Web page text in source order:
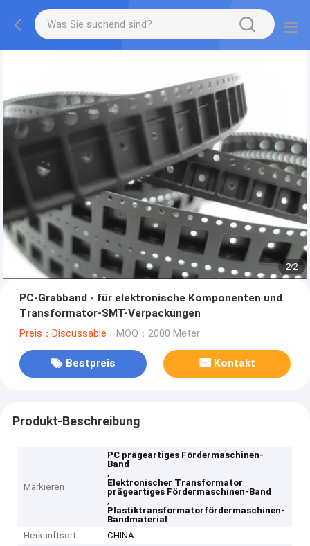
2/2
PC-Grabband - für elektronische Komponenten und
Transformator-SMT-Verpackungen
Preis：Discussable MOQ：2000 Meter
Bestpreis Kontakt
Produkt-Beschreibung
Markieren
PC prägeartiges Fördermaschinen-
Band
,
Elektronischer Transformator
prägeartiges Fördermaschinen-Band
,
Plastiktransformatorfördermaschinen-
Bandmaterial
Herkunftsort
CHINA